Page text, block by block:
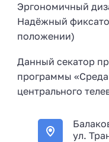
Эргономичный
Надёжный
положении)
Данный секатор
программы
центрального
ул.